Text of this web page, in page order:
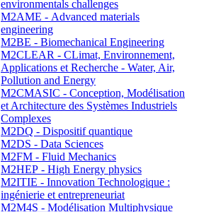
environmentals challenges
M2AME - Advanced materials
engineering
M2BE - Biomechanical Engineering
M2CLEAR - CLimat, Environnement,
Applications et Recherche - Water, Air,
Pollution and Energy
M2CMASIC - Conception, Modélisation
et Architecture des Systèmes Industriels
Complexes
M2DQ - Dispositif quantique
M2DS - Data Sciences
M2FM - Fluid Mechanics
M2HEP - High Energy physics
M2ITIE - Innovation Technologique :
ingénierie et entrepreneuriat
M2M4S - Modélisation Multiphysique